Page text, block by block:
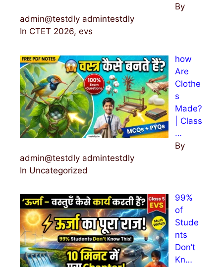
By
admin@testdly admintestdly
In CTET 2026, evs
how
Are
Clothe
s
Made?
| Class
…
By
admin@testdly admintestdly
In Uncategorized
99%
of
Stude
nts
Don’t
Kn…